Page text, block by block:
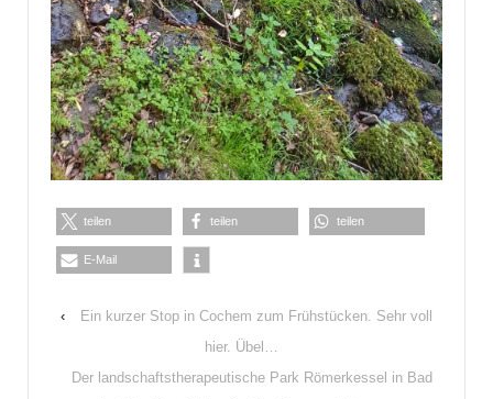
teilen teilen teilen
E-Mail
‹
Ein kurzer Stop in Cochem zum Frühstücken. Sehr voll
hier. Übel…
Der landschaftstherapeutische Park Römerkessel in Bad